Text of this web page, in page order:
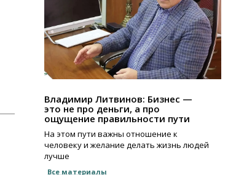
Владимир Литвинов: Бизнес —
это не про деньги, а про
ощущение правильности пути
На этом пути важны отношение к
человеку и желание делать жизнь людей
лучше
Все материалы